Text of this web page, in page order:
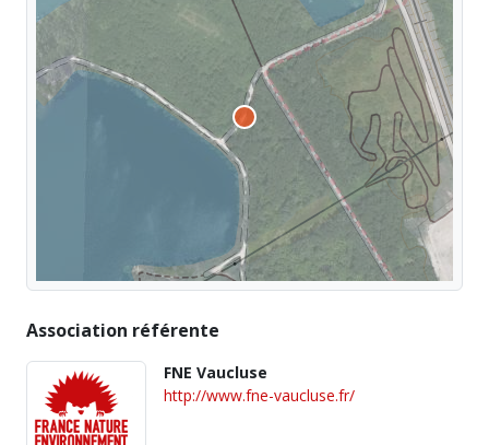
Association référente
FNE Vaucluse
http://www.fne-vaucluse.fr/